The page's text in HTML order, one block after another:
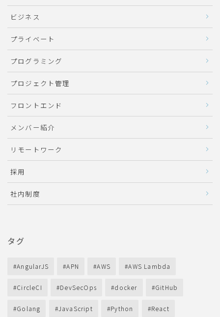
ビジネス
プライベート
プログラミング
プロジェクト管理
フロントエンド
メンバー紹介
リモートワーク
採用
社内制度
タグ
AngularJS APN AWS AWS Lambda
CircleCI DevSecOps docker GitHub
Golang JavaScript Python React